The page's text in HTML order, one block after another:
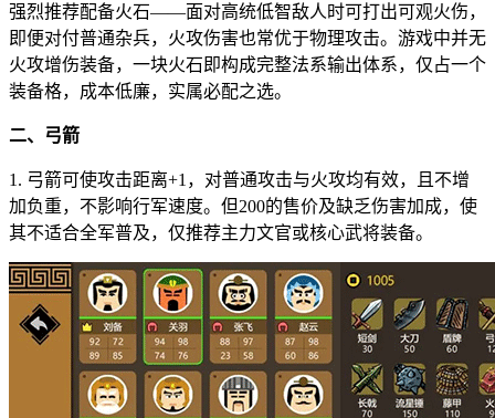
强烈推荐配备火石——面对高统低智敌人时可打出可观火伤，
即便对付普通杂兵，火攻伤害也常优于物理攻击。游戏中并无
火攻增伤装备，一块火石即构成完整法系输出体系，仅占一个
装备格，成本低廉，实属必配之选。
二、弓箭
1. 弓箭可使攻击距离+1，对普通攻击与火攻均有效，且不增
加负重，不影响行军速度。但200的售价及缺乏伤害加成，使
其不适合全军普及，仅推荐主力文官或核心武将装备。